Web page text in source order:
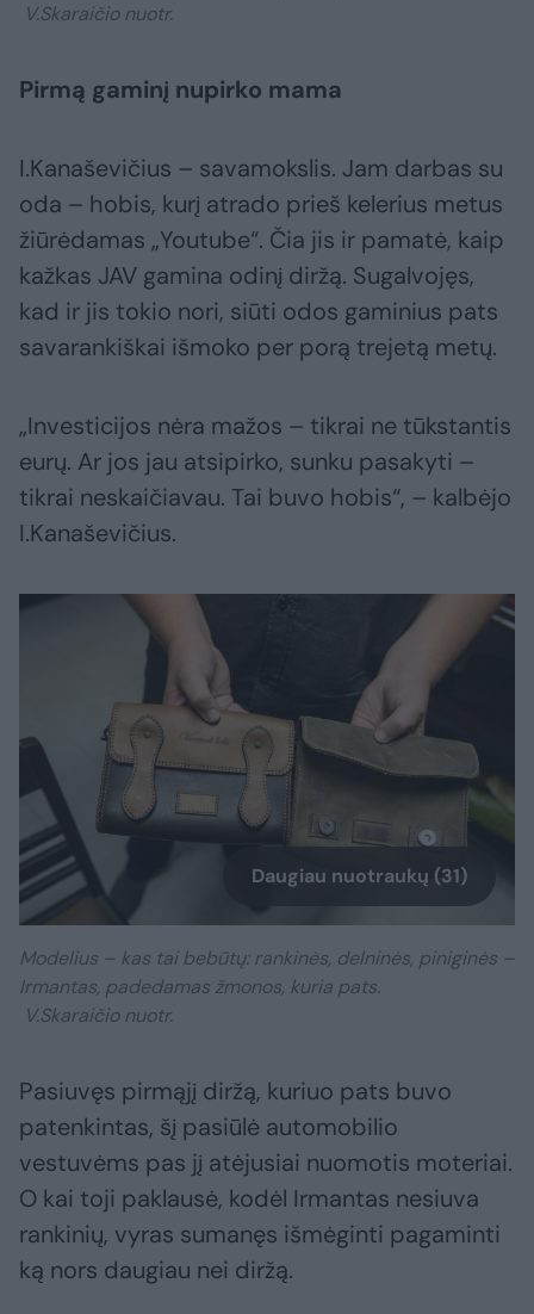
V.Skaraičio nuotr.
Pirmą gaminį nupirko mama
I.Kanaševičius – savamokslis. Jam darbas su
oda – hobis, kurį atrado prieš kelerius metus
žiūrėdamas „Youtube“. Čia jis ir pamatė, kaip
kažkas JAV gamina odinį diržą. Sugalvojęs,
kad ir jis tokio nori, siūti odos gaminius pats
savarankiškai išmoko per porą trejetą metų.
„Investicijos nėra mažos – tikrai ne tūkstantis
eurų. Ar jos jau atsipirko, sunku pasakyti –
tikrai neskaičiavau. Tai buvo hobis“, – kalbėjo
I.Kanaševičius.
Daugiau nuotraukų (31)
Modelius – kas tai bebūtų: rankinės, delninės, piniginės –
Irmantas, padedamas žmonos, kuria pats.
V.Skaraičio nuotr.
Pasiuvęs pirmąjį diržą, kuriuo pats buvo
patenkintas, šį pasiūlė automobilio
vestuvėms pas jį atėjusiai nuomotis moteriai.
O kai toji paklausė, kodėl Irmantas nesiuva
rankinių, vyras sumanęs išmėginti pagaminti
ką nors daugiau nei diržą.